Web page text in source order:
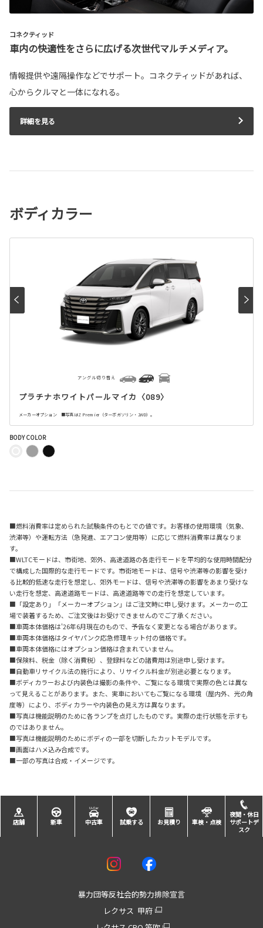
コネクティッド
車内の快適性をさらに広げる次世代マルチメディア。
情報提供や遠隔操作などでサポート。コネクティッドがあれば、
心からクルマと一体になれる。
詳細を見る
ボディカラー
プラチナホワイトパールマイカ〈089〉
メーカーオプション ■写真はZ Premier（ターボガソリン・2WD）。
アングル切り替え
BODY COLOR
■燃料消費率は定められた試験条件のもとでの値です。お客様の使用環境（気象、
渋滞等）や運転方法（急発進、エアコン使用等）に応じて燃料消費率は異なりま
す。
■WLTCモードは、市街地、郊外、高速道路の各走行モードを平均的な使用時間配分
で構成した国際的な走行モードです。市街地モードは、信号や渋滞等の影響を受け
る比較的低速な走行を想定し、郊外モードは、信号や渋滞等の影響をあまり受けな
い走行を想定、高速道路モードは、高速道路等での走行を想定しています。
■「設定あり」「メーカーオプション」はご注文時に申し受けます。メーカーの工
場で装着するため、ご注文後はお受けできませんのでご了承ください。
■車両本体価格は'26年6月現在のもので、予告なく変更となる場合があります。
■車両本体価格はタイヤパンク応急修理キット付の価格です。
■車両本体価格にはオプション価格は含まれていません。
■保険料、税金（除く消費税）、登録料などの諸費用は別途申し受けます。
■自動車リサイクル法の施行により、リサイクル料金が別途必要となります。
■ボディカラーおよび内装色は撮影の条件や、ご覧になる環境で実際の色とは異な
って見えることがあります。また、実車においてもご覧になる環境（屋内外、光の角
度等）により、ボディカラーや内装色の見え方は異なります。
■写真は機能説明のために各ランプを点灯したものです。実際の走行状態を示すも
のではありません。
■写真は機能説明のためにボディの一部を切断したカットモデルです。
■画面はハメ込み合成です。
■一部の写真は合成・イメージです。
店舗 新車 中古車 試乗する お見積り 車検・点検
夜間・休日
サポートデ
スク
暴力団等反社会的勢力排除宣言
レクサス 甲府